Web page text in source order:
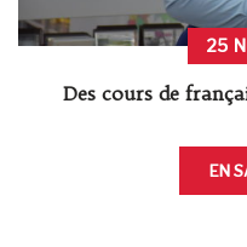
25
Des cours de
EN